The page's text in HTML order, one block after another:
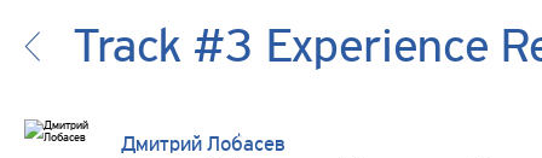
Track #3 Experience
Дмитрий Лобасев